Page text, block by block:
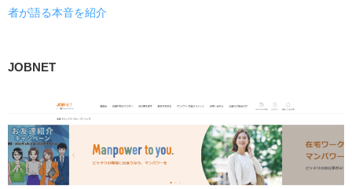
者が語る本音を紹介
JOBNET